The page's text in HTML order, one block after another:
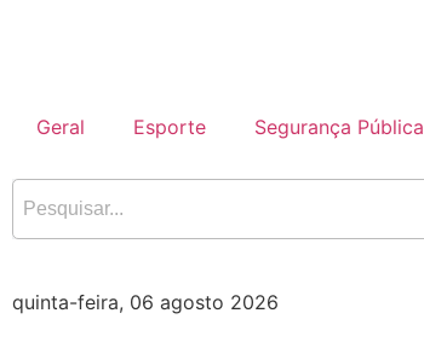
Geral Esporte Segurança Pública
quinta-feira, 06 agosto 2026